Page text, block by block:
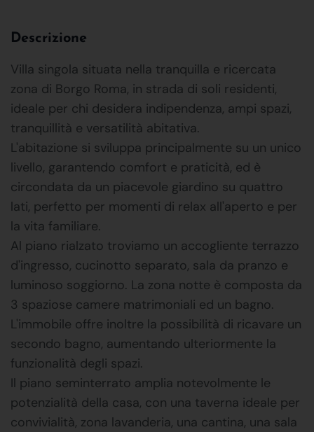
Descrizione
Villa singola situata nella tranquilla e ricercata
zona di Borgo Roma, in strada di soli residenti,
ideale per chi desidera indipendenza, ampi spazi,
tranquillità e versatilità abitativa.
L'abitazione si sviluppa principalmente su un unico
livello, garantendo comfort e praticità, ed è
circondata da un piacevole giardino su quattro
lati, perfetto per momenti di relax all'aperto e per
la vita familiare.
Al piano rialzato troviamo un accogliente terrazzo
d'ingresso, cucinotto separato, sala da pranzo e
luminoso soggiorno. La zona notte è composta da
3 spaziose camere matrimoniali ed un bagno.
L'immobile offre inoltre la possibilità di ricavare un
secondo bagno, aumentando ulteriormente la
funzionalità degli spazi.
Il piano seminterrato amplia notevolmente le
potenzialità della casa, con una taverna ideale per
convivialità, zona lavanderia, una cantina, una sala